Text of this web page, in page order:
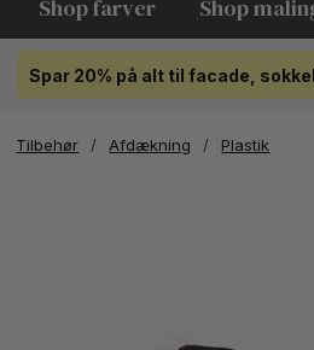
Shop farver Shop
Spar 20% på alt til facade,
Tilbehør / Afdækning / Plastik